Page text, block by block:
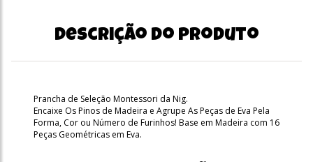
Descrição do produto
Prancha de Seleção Montessori da Nig.
Encaixe Os Pinos de Madeira e Agrupe As Peças de Eva Pela
Forma, Cor ou Número de Furinhos! Base em Madeira com 16
Peças Geométricas em Eva.